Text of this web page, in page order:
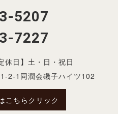
5207
7227
休日】土・日・祝日
2-1 同潤会磯子ハイツ102
こちらクリック